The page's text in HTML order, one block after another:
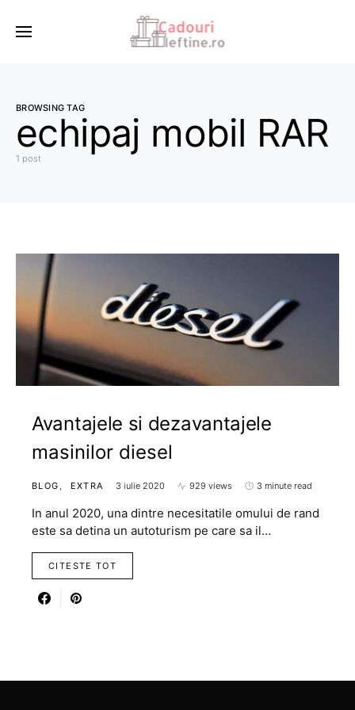
BROWSING TAG
echipaj mobil RAR
1 post
Avantajele si dezavantajele
masinilor diesel
BLOG EXTRA 3 iulie 2020 929 views 3 minute read
In anul 2020, una dintre necesitatile omului de rand
este sa detina un autoturism pe care sa il…
CITESTE TOT